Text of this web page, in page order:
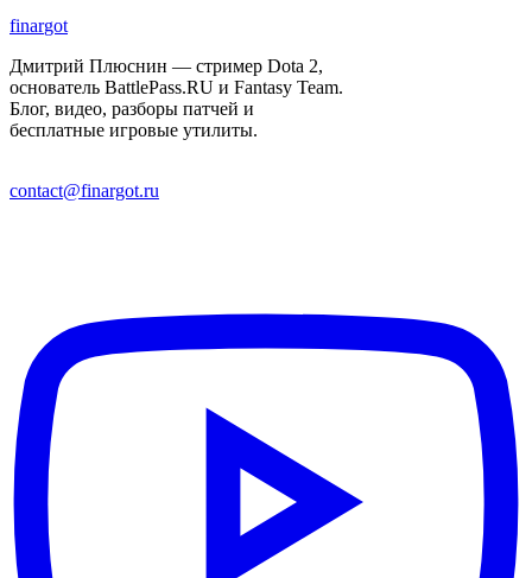
finargot
Дмитрий Плюснин — стример Dota 2,
основатель BattlePass.RU и Fantasy Team.
Блог, видео, разборы патчей и
бесплатные игровые утилиты.
contact@finargot.ru